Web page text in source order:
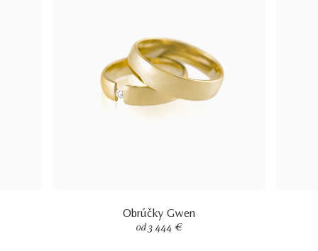
Obrúčky Gwen
od 3 444 €